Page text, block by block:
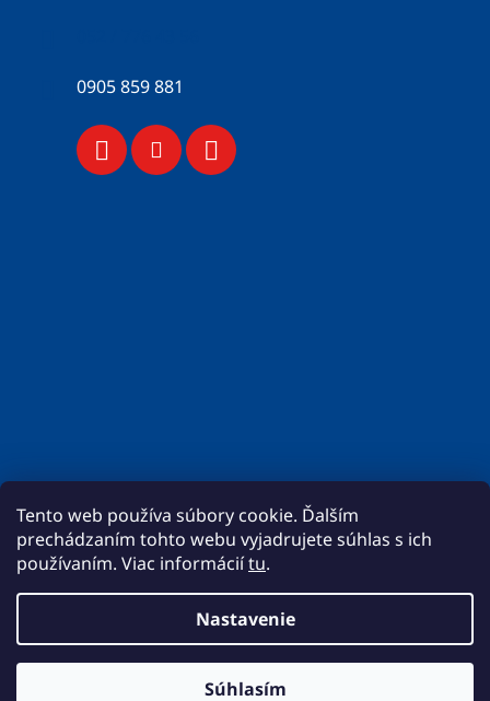
Tento web používa súbory cookie. Ďalším
prechádzaním tohto webu vyjadrujete súhlas s ich
používaním. Viac informáciítu.
Nastavenie
Súhlasím
Momentálne prebieha aktualizácia cien. Ak sa nebude cenníková
0905 859 881
Vytvoril Shoptet
BigMat - REMOT